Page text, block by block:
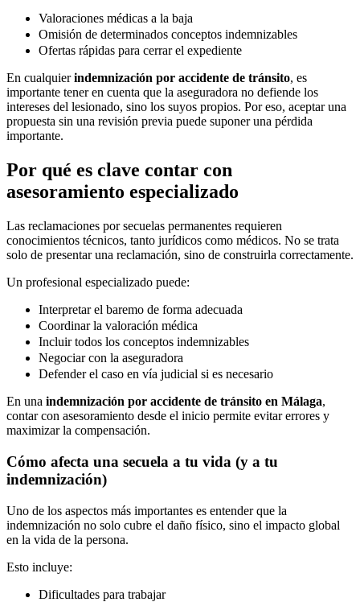
Valoraciones médicas a la baja
Omisión de determinados conceptos indemnizables
Ofertas rápidas para cerrar el expediente
En cualquierindemnización por accidente de tránsito, es
importante tener en cuenta que la aseguradora no defiende los
intereses del lesionado, sino los suyos propios. Por eso, aceptar una
propuesta sin una revisión previa puede suponer una pérdida
importante.
Por qué es clave contar con
asesoramiento especializado
Las reclamaciones por secuelas permanentes requieren
conocimientos técnicos, tanto jurídicos como médicos. No se trata
solo de presentar una reclamación, sino de construirla correctamente.
Un profesional especializado puede:
Interpretar el baremo de forma adecuada
Coordinar la valoración médica
Incluir todos los conceptos indemnizables
Negociar con la aseguradora
Defender el caso en vía judicial si es necesario
En una indemnización por accidente de tránsito en Málaga,
contar con asesoramiento desde el inicio permite evitar errores y
maximizar la compensación.
Cómo afecta una secuela a tu vida (y a tu
indemnización)
Uno de los aspectos más importantes es entender que la
indemnización no solo cubre el daño físico, sino el impacto global
en la vida de la persona.
Esto incluye:
Dificultades para trabajar